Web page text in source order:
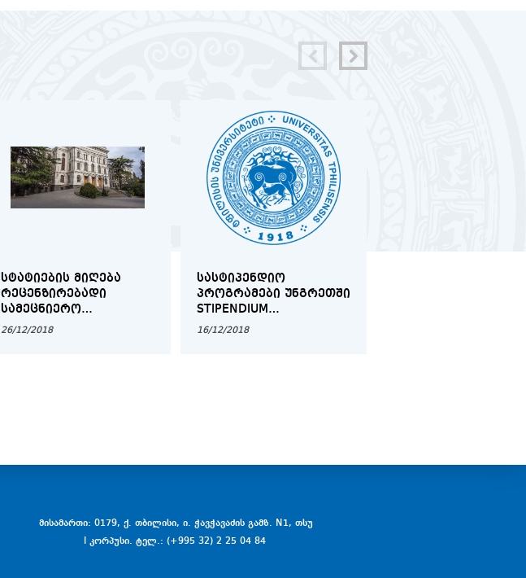
ᲡᲢᲐᲢᲘᲔᲑᲘᲡ ᲛᲘᲦᲔᲑᲐ
ᲠᲔᲪᲔᲜᲖᲘᲠᲔᲑᲐᲓᲘ
ᲡᲐᲛᲔᲪᲜᲘᲔᲠᲝ
ᲟᲣᲠᲜᲐᲚᲘᲡᲐᲗᲕᲘᲡ
26/12/2018
ᲡᲐᲡᲢᲘᲞᲔᲜᲓᲘᲝ
ᲞᲠᲝᲒᲠᲐᲛᲔᲑᲘ ᲣᲜᲒᲠᲔᲗᲨᲘ
STIPENDIUM
HUNGARICUM
16/12/2018
მისამართი: 0179, ქ. თბილისი, ი. ჭავჭავაძის გამზ. N1, თსუ
I კორპუსი. ტელ.: (+995 32) 2 25 04 84